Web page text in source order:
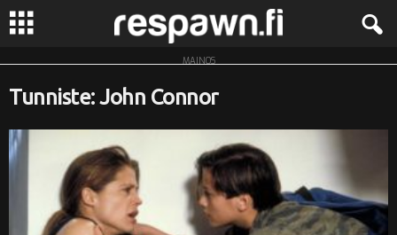
R
MAINOS
Tunniste: John Connor